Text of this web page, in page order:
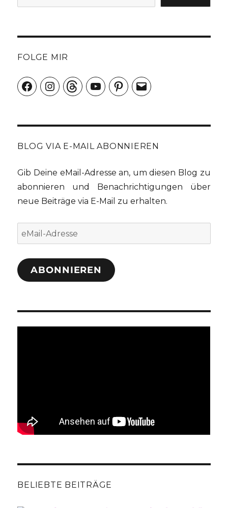
FOLGE MIR
FacebookInstagramThreadsYouTubePinterest
E-
Mail
BLOG VIA E-MAIL ABONNIEREN
Gib Deine eMail-Adresse an, um diesen Blog zu
abonnieren und Benachrichtigungen über
neue Beiträge via E-Mail zu erhalten.
eMail-
Adresse
ABONNIEREN
BELIEBTE BEITRÄGE